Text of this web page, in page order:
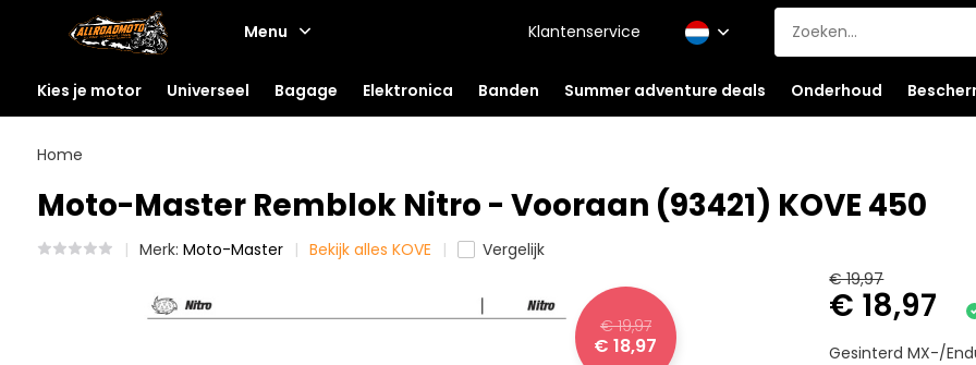
Menu Klantenservice
Kies je motor Universeel Bagage Elektronica Banden Summer adventure deals Onderhoud
Home
Moto-Master Remblok Nitro - Vooraan (93421) KOVE 450
Merk: Moto-Master Bekijk alles KOVE Vergelijk
€ 19,97
€ 18,97
€ 19,97
€ 18,97
Gesinterd MX-/